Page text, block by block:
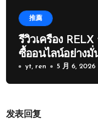
推薦
รีวิวเครื่อง
ซื้ออนไลน์อย่างมั่
yt, ren 5 月 6, 2026
发表回复